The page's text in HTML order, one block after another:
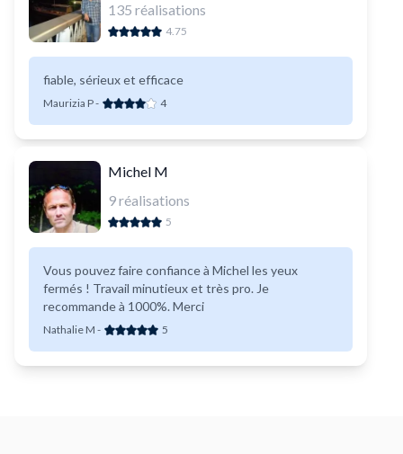
135 réalisations
4.75
fiable, sérieux et efficace
Maurizia P- 4
Michel M
9réalisations
5
Vous pouvez faire confiance à Michel les yeux
fermés ! Travail minutieux et très pro. Je
recommande à 1000%. Merci
Nathalie M - 5